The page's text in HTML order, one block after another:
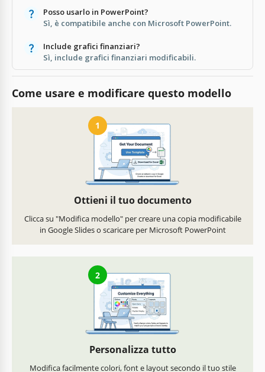
Posso usarlo in PowerPoint?
Sì, è compatibile anche con Microsoft PowerPoint.
Include grafici finanziari?
Sì, include grafici finanziari modificabili.
Come usare e modificare questo modello
1
Ottieni il tuo documento
Clicca su "Modifica modello" per creare una copia modificabile
in Google Slides o scaricare per Microsoft PowerPoint
2
Personalizza tutto
Modifica facilmente colori, font e layout secondo il tuo stile